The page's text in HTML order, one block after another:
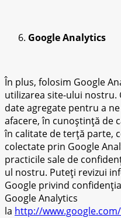
Google Analytics
În plus, folosim Google
utilizarea site-ului nostru.
date agregate pentru a
afacere, în cunoștință de
în calitate de terță parte,
colectate prin Google
practicile sale de
ul nostru. Puteți revizui
Google privind
Google Analytics
la http://